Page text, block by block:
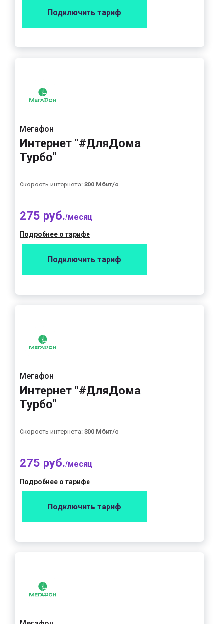
Подключить тариф
Мегафон
Интернет "#ДляДома
Турбо"
Скорость интернета: 300 Мбит/с
275 руб./месяц
Подробнее о тарифе
Подключить тариф
Мегафон
Интернет "#ДляДома
Турбо"
Скорость интернета: 300 Мбит/с
275 руб./месяц
Подробнее о тарифе
Подключить тариф